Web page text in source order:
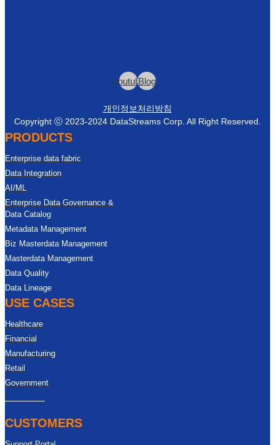
YoutubeBlog
개인정보처리방침
Copyright ⓒ 2023-2024 DataStreams Corp. All Right Reserved.
PRODUCTS
Enterprise data fabric
Data Integration
AI/ML
Enterprise Data Governance &
Data Catalog
Metadata Management
Biz Masterdata Management
Masterdata Management
Data Quality
Data Lineage
USE CASES
Healthcare
Financial
Manufacturing
Retail
Government
CUSTOMERS